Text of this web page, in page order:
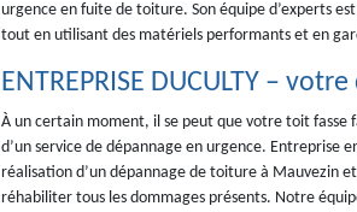
urgence en fuite de toiture. Son équipe d’experts
tout en utilisant des matériels performants et en
ENTREPRISE DUCULTY –
À un certain moment, il se peut que votre toit fasse
d’un service de dépannage en urgence.
réalisation d’un dépannage de toiture à Mauvezin
réhabiliter tous les dommages présents. Notre